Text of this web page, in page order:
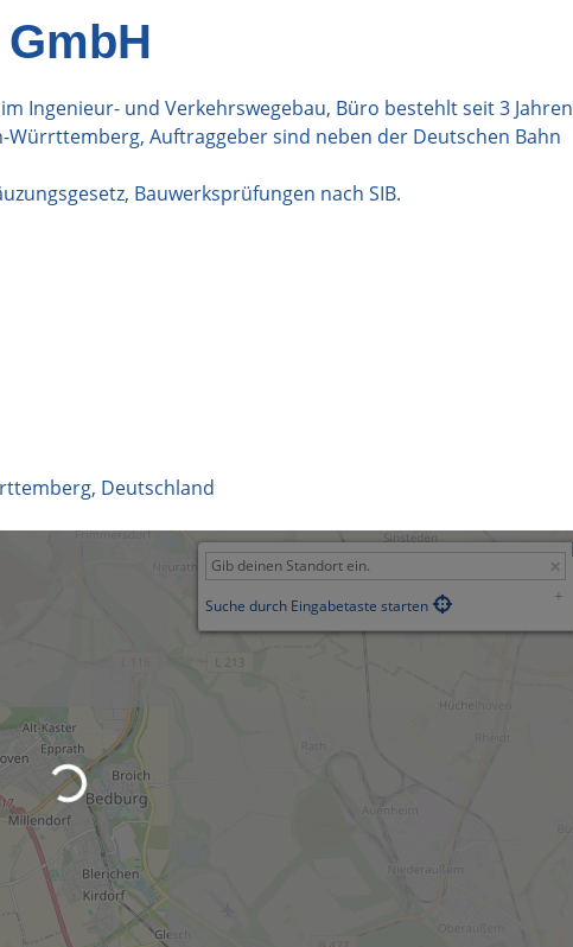
Ingenieur- und Verkehrswegebau, Büro bestehlt seit 3 Jahren
Auftraggeber sind neben der Deutschen Bahn
Bauwerksprüfungen nach SIB.
, Deutschland
Suche durch Eingabetaste starten